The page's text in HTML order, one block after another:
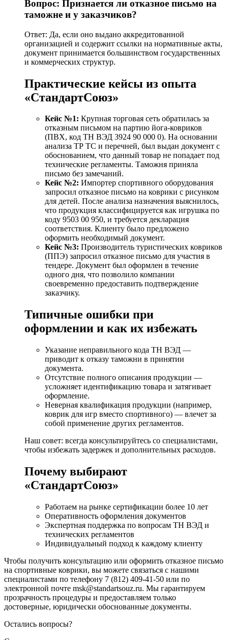
Вопрос: Признается ли отказное письмо на
таможне и у заказчиков?
Ответ: Да, если оно выдано аккредитованной
организацией и содержит ссылки на нормативные акты,
документ принимается большинством государственных
и коммерческих структур.
Практические кейсы из опыта
«СтандартСоюз»
Кейс №1: Крупная торговая сеть обратилась за
отказным письмом на партию йога-ковриков
(ПВХ, код ТН ВЭД 3924 90 000 0). На основании
анализа ТР ТС и перечней, был выдан документ с
обоснованием, что данный товар не попадает под
технические регламенты. Таможня приняла
письмо без замечаний.
Кейс №2: Импортер спортивного оборудования
запросил отказное письмо на коврики с рисунком
для детей. После анализа назначения выяснилось,
что продукция классифицируется как игрушка по
коду 9503 00 950, и требуется декларация
соответствия. Клиенту было предложено
оформить необходимый документ.
Кейс №3: Производитель туристических ковриков
(ППЭ) запросил отказное письмо для участия в
тендере. Документ был оформлен в течение
одного дня, что позволило компании
своевременно предоставить подтверждение
заказчику.
Типичные ошибки при
оформлении и как их избежать
Указание неправильного кода ТН ВЭД —
приводит к отказу таможни в принятии
документа.
Отсутствие полного описания продукции —
усложняет идентификацию товара и затягивает
оформление.
Неверная квалификация продукции (например,
коврик для игр вместо спортивного) — влечет за
собой применение других регламентов.
Наш совет: всегда консультируйтесь со специалистами,
чтобы избежать задержек и дополнительных расходов.
Почему выбирают
«СтандартСоюз»
Работаем на рынке сертификации более 10 лет
Оперативность оформления документов
Экспертная поддержка по вопросам ТН ВЭД и
технических регламентов
Индивидуальный подход к каждому клиенту
Чтобы получить консультацию или оформить отказное письмо
на спортивные коврики, вы можете связаться с нашими
специалистами по телефону 7 (812) 409-41-50 или по
электронной почте msk@standartsouz.ru. Мы гарантируем
прозрачность процедуры и предоставляем только
достоверные, юридически обоснованные документы.
Остались вопросы?